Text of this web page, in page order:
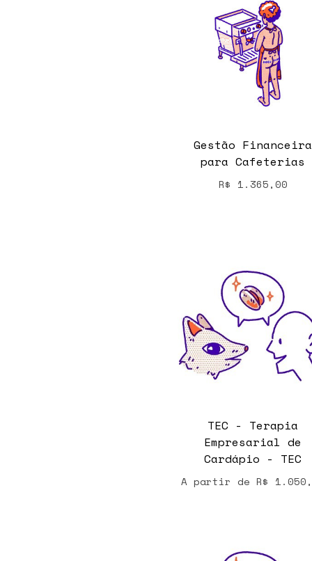
Gestão Financeira
para Cafeterias
R$ 1.365,00
TEC - Terapia
Empresarial de
Cardápio - TEC
A partir de R$